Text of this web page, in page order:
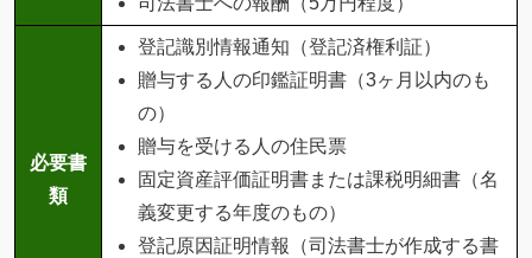
必要書
類
登記識別情報通知（登記済権利証）
贈与する人の印鑑証明書（3ヶ月以内のも
の）
贈与を受ける人の住民票
固定資産評価証明書または課税明細書（名
義変更する年度のもの）
登記原因証明情報（司法書士が作成する書